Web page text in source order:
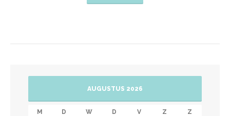
AUGUSTUS 2026
M D W D V Z Z